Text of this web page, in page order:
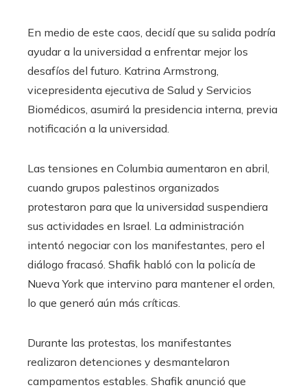
En medio de este caos, decidí que su salida podría
ayudar a la universidad a enfrentar mejor los
desafíos del futuro. Katrina Armstrong,
vicepresidenta ejecutiva de Salud y Servicios
Biomédicos, asumirá la presidencia interna, previa
notificación a la universidad.
Las tensiones en Columbia aumentaron en abril,
cuando grupos palestinos organizados
protestaron para que la universidad suspendiera
sus actividades en Israel. La administración
intentó negociar con los manifestantes, pero el
diálogo fracasó. Shafik habló con la policía de
Nueva York que intervino para mantener el orden,
lo que generó aún más críticas.
Durante las protestas, los manifestantes
realizaron detenciones y desmantelaron
campamentos estables. Shafik anunció que